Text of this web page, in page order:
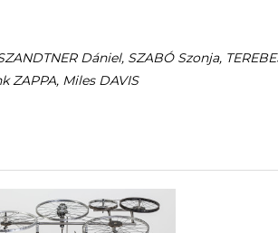
Dániel, SZABÓ Szonja,
ZAPPA, Miles DAVIS